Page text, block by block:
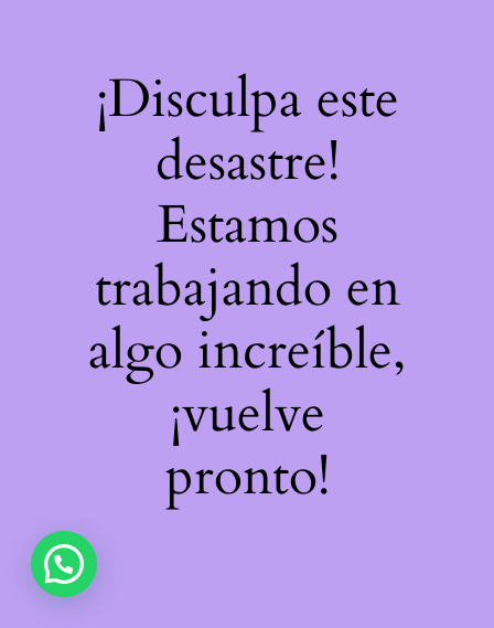
¡Disculpa este
desastre!
Estamos
trabajando en
algo increíble,
¡vuelve
pronto!